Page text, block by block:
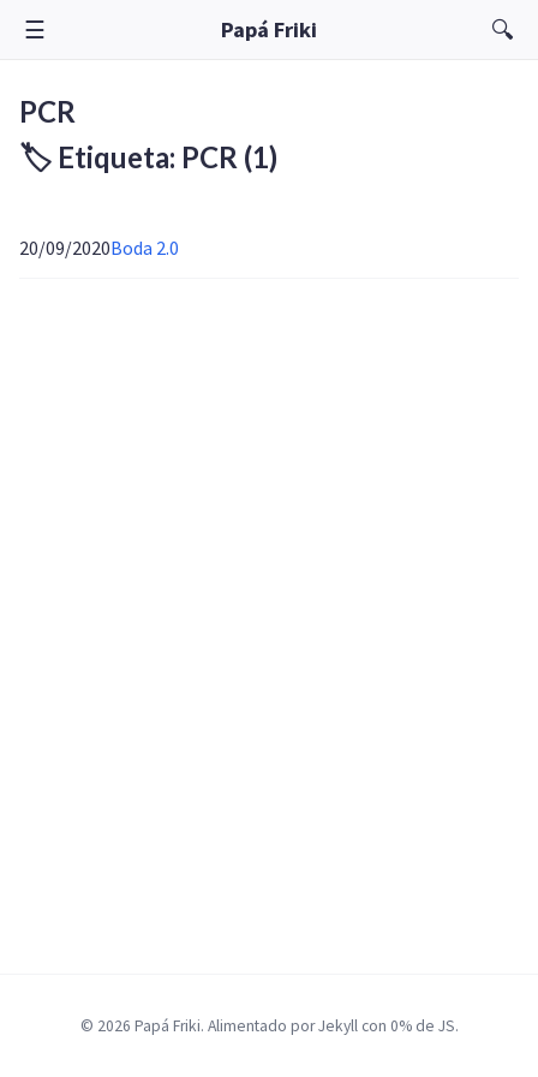
☰ Papá Friki 🔍
PCR
🏷️ Etiqueta: PCR (1)
20/09/2020Boda 2.0
© 2026 Papá Friki. Alimentado por Jekyll con 0% de JS.